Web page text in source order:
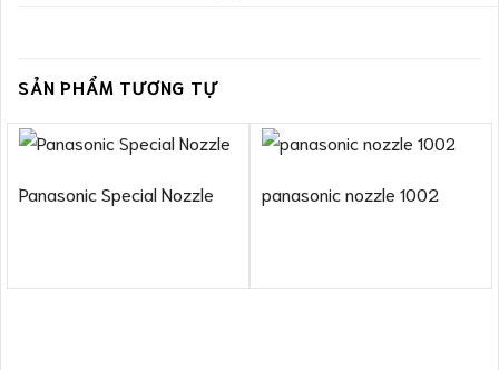
SẢN PHẨM TƯƠNG TỰ
Panasonic Special Nozzle panasonic nozzle 1002